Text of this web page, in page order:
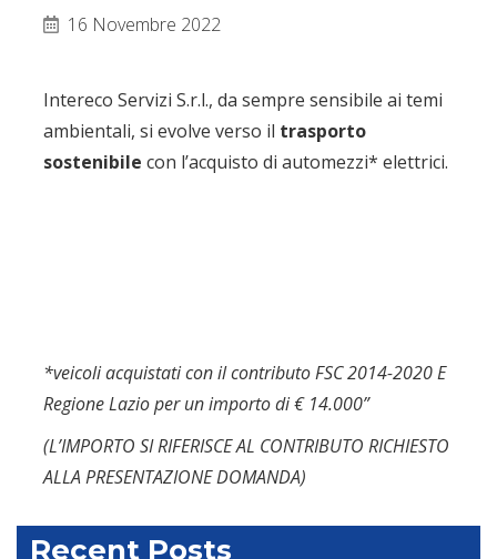
16 Novembre 2022
Intereco Servizi S.r.l., da sempre sensibile ai temi
ambientali, si evolve verso il trasporto
sostenibile con l’acquisto di automezzi* elettrici.
*veicoli acquistati con il contributo FSC 2014-2020 E
Regione Lazio per un importo di € 14.000”
(L’IMPORTO SI RIFERISCE AL CONTRIBUTO RICHIESTO
ALLA PRESENTAZIONE DOMANDA)
Recent Posts